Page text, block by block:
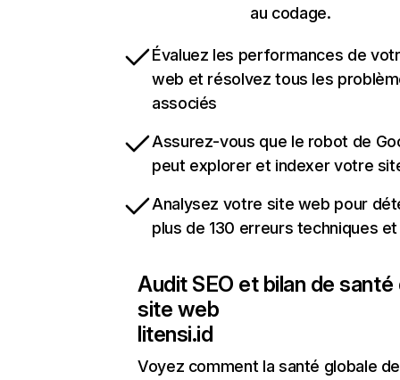
au codage.
Évaluez les performances de
web et résolvez tous les
associés
Assurez-vous que le robot de
peut explorer et indexer votre
Analysez votre site web pour
plus de 130 erreurs techniques et
Audit SEO et bilan de santé
site web
litensi.id
Voyez comment la santé globale